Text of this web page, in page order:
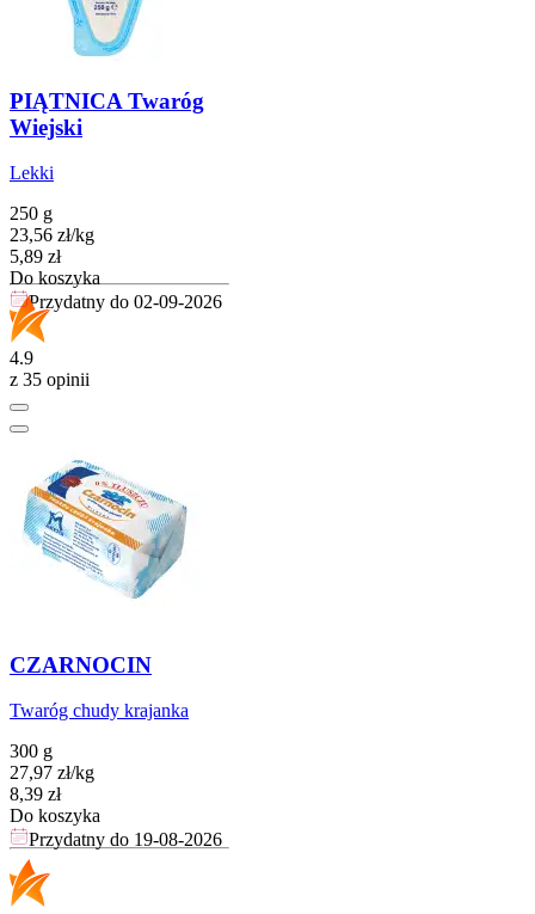
PIĄTNICA Twaróg
Wiejski
Lekki
250 g
23,56 zł/kg
Cena
5,89 zł
Do koszyka
Przydatny do 02-09-2026
4.9
z 35 opinii
CZARNOCIN
Twaróg chudy krajanka
300 g
27,97 zł/kg
Cena
8,39 zł
Do koszyka
Przydatny do 19-08-2026